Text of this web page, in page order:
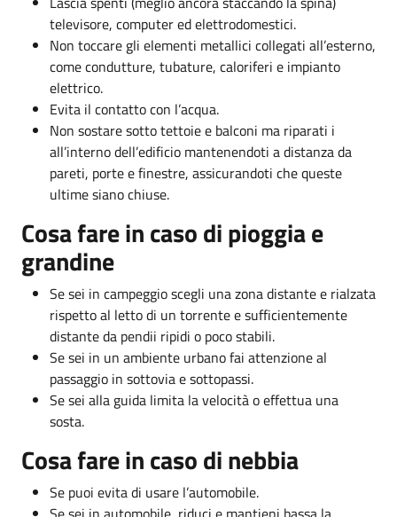
televisore, computer ed elettrodomestici.
Non toccare gli elementi metallici collegati all’esterno,
come condutture, tubature, caloriferi e impianto
elettrico.
Evita il contatto con l’acqua.
Non sostare sotto tettoie e balconi ma riparati i
all’interno dell’edificio mantenendoti a distanza da
pareti, porte e finestre, assicurandoti che queste
ultime siano chiuse.
Cosa fare in caso di pioggia e
grandine
Se sei in campeggio scegli una zona distante e rialzata
rispetto al letto di un torrente e sufficientemente
distante da pendii ripidi o poco stabili.
Se sei in un ambiente urbano fai attenzione al
passaggio in sottovia e sottopassi.
Se sei alla guida limita la velocità o effettua una
sosta.
Cosa fare in caso di nebbia
Se puoi evita di usare l’automobile.